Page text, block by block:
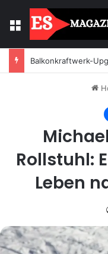
Menu
Rollstuhl:
Leben